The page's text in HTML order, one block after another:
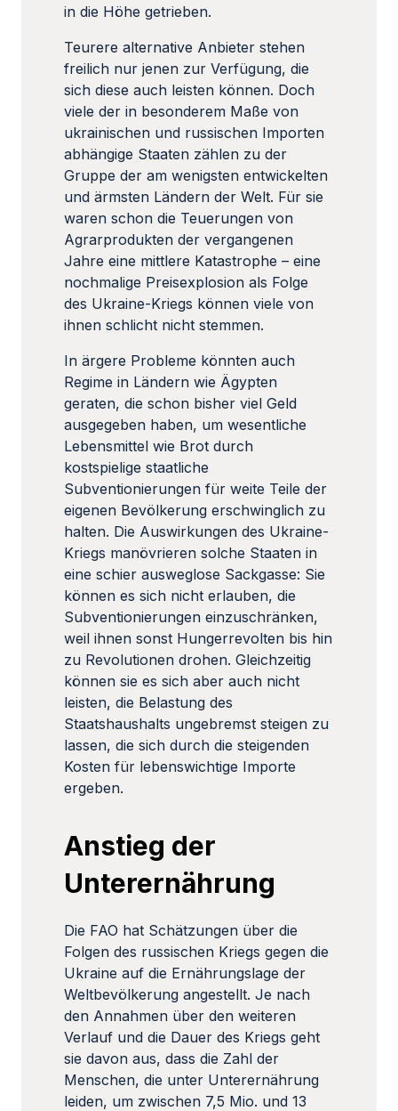
in die Höhe getrieben.
Teurere alternative Anbieter stehen
freilich nur jenen zur Verfügung, die
sich diese auch leisten können. Doch
viele der in besonderem Maße von
ukrainischen und russischen Importen
abhängige Staaten zählen zu der
Gruppe der am wenigsten entwickelten
und ärmsten Ländern der Welt. Für sie
waren schon die Teuerungen von
Agrarprodukten der vergangenen
Jahre eine mittlere Katastrophe – eine
nochmalige Preisexplosion als Folge
des Ukraine-Kriegs können viele von
ihnen schlicht nicht stemmen.
In ärgere Probleme könnten auch
Regime in Ländern wie Ägypten
geraten, die schon bisher viel Geld
ausgegeben haben, um wesentliche
Lebensmittel wie Brot durch
kostspielige staatliche
Subventionierungen für weite Teile der
eigenen Bevölkerung erschwinglich zu
halten. Die Auswirkungen des Ukraine-
Kriegs manövrieren solche Staaten in
eine schier ausweglose Sackgasse: Sie
können es sich nicht erlauben, die
Subventionierungen einzuschränken,
weil ihnen sonst Hungerrevolten bis hin
zu Revolutionen drohen. Gleichzeitig
können sie es sich aber auch nicht
leisten, die Belastung des
Staatshaushalts ungebremst steigen zu
lassen, die sich durch die steigenden
Kosten für lebenswichtige Importe
ergeben.
Anstieg der
Unterernährung
Die FAO hat Schätzungen über die
Folgen des russischen Kriegs gegen die
Ukraine auf die Ernährungslage der
Weltbevölkerung angestellt. Je nach
den Annahmen über den weiteren
Verlauf und die Dauer des Kriegs geht
sie davon aus, dass die Zahl der
Menschen, die unter Unterernährung
leiden, um zwischen 7,5 Mio. und 13